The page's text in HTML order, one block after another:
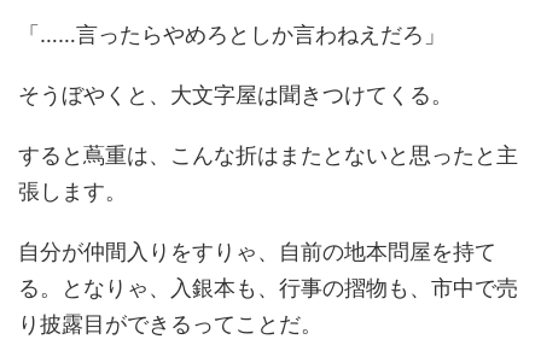
「……言ったらやめろとしか言わねえだろ」
そうぼやくと、大文字屋は聞きつけてくる。
すると蔦重は、こんな折はまたとないと思ったと主
張します。
自分が仲間入りをすりゃ、自前の地本問屋を持て
る。となりゃ、入銀本も、行事の摺物も、市中で売
り披露目ができるってことだ。